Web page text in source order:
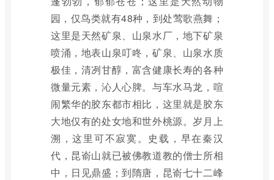
园，仅鸟类就有48种，到处莺歌燕舞；
这里是天然矿泉、山泉水厂，地下矿泉
喷涌，地表山泉叮咚，矿泉、山泉水质
极佳，清冽甘醇，富含健康长寿的各种
微量元素，沁人心脾。与车水马龙，喧
闹繁华的胶东都市相比，这里就是胶东
大地仅有的处女地和世外桃源。岁月上
溯，这里可不寂寞。史载，早在秦汉
代，昆嵛山就已被佛教道教的僧士所相
中，日见鼎盛；到隋唐，昆嵛七十二峰